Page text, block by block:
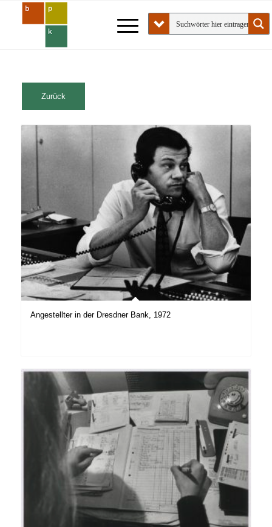
Angestellter in der Dresdner Bank, 1972